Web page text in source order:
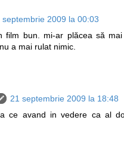
septembrie 2009 la 00:03
film bun. mi-ar plăcea să
a mai rulat nimic.
21 septembrie 2009 la 18:48
ce avand in vedere ca al